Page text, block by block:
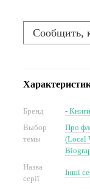
Сообщить,
Бренд
-
Выбор
темы
Про
(Local
Назва
серії
Інші